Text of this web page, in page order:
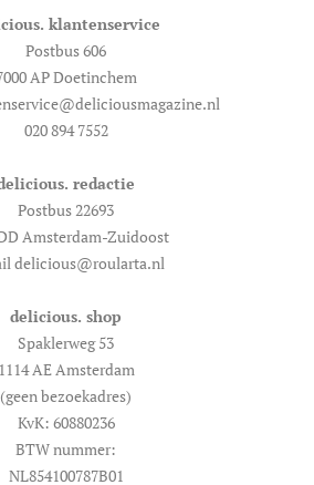
klantenservice
Postbus 606
AP Doetinchem
020 894 7552
redactie
Postbus 22693
Amsterdam-Zuidoost
delicious@roularta.nl
delicious. shop
Spaklerweg 53
1114 AE Amsterdam
(geen bezoekadres)
KvK: 60880236
BTW nummer:
NL854100787B01